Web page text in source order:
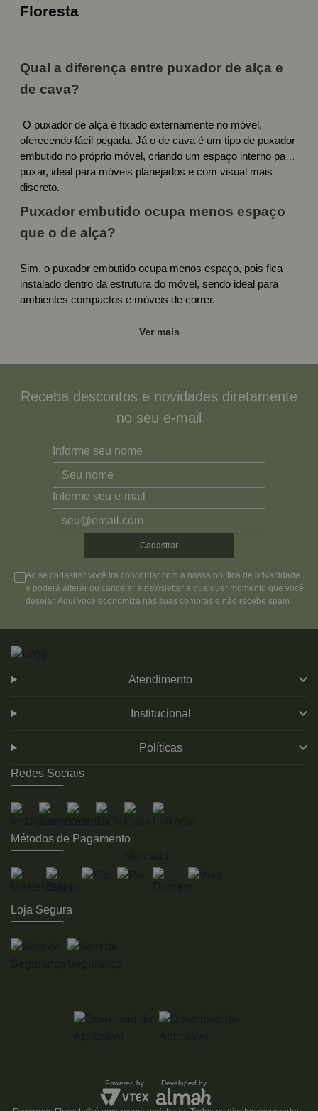
Floresta
Qual a diferença entre puxador de alça e
de cava?
O puxador de alça é fixado externamente no móvel,
oferecendo fácil pegada. Já o de cava é um tipo de puxador
embutido no próprio móvel, criando um espaço interno para
puxar, ideal para móveis planejados e com visual mais
discreto.
Puxador embutido ocupa menos espaço
que o de alça?
Sim, o puxador embutido ocupa menos espaço, pois fica
instalado dentro da estrutura do móvel, sendo ideal para
ambientes compactos e móveis de correr.
Ver mais
Receba descontos e novidades diretamente
no seu e-mail
Informe seu nome
Informe seu e-mail
Cadastrar
Ao se cadastrar você irá concordar com a nossa política de privacidade
e poderá alterar ou cancelar a newsletter a qualquer momento que você
desejar. Aqui você economiza nas suas compras e não recebe spam
Atendimento
Institucional
Políticas
Redes Sociais
Métodos de Pagamento
Loja Segura
Powered by Developed by